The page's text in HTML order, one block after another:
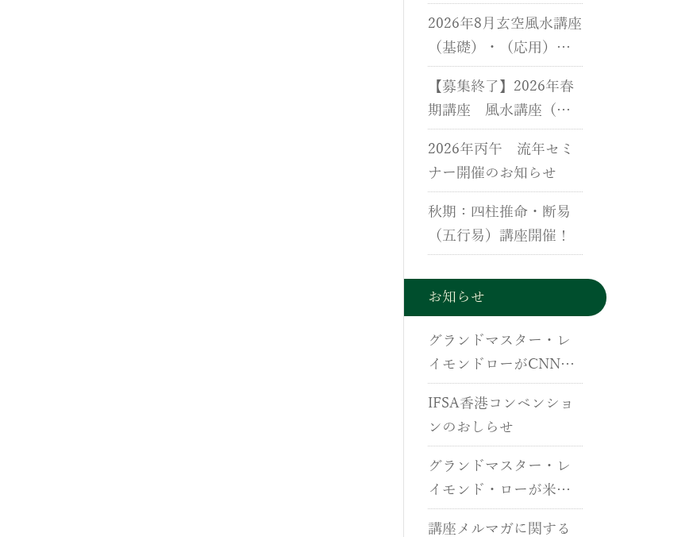
用）、断易（五行易）
講座のご案内
2026年8月玄空風水講座
（基礎）・（応用）・
実地研修開催のご案内
【募集終了】2026年春
期講座 風水講座（基
礎）・（応用）・実地
研修開催のご案内
2026年丙午 流年セミ
ナー開催のお知らせ
秋期：四柱推命・断易
（五行易）講座開催！
お知らせ
グランドマスター・レ
イモンドローがCNNに
出演しました
IFSA香港コンベンショ
ンのおしらせ
グランドマスター・レ
イモンド・ローが米国
CNNに出演しました
講座メルマガに関する